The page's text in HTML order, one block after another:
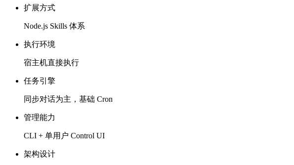
扩展方式
Node.js Skills 体系
执行环境
宿主机直接执行
任务引擎
同步对话为主，基础 Cron
管理能力
CLI + 单用户 Control UI
架构设计